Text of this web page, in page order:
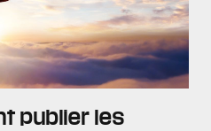
publier les